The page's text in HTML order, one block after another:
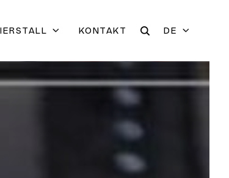
KONTAKT DE